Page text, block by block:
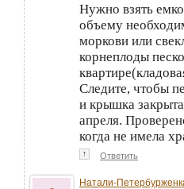
Нужно взять
объему
моркови или
корнеплоды
Следите, чтобы
и крышка
апреля.
когда не имела
↑ Ответить
Натали-